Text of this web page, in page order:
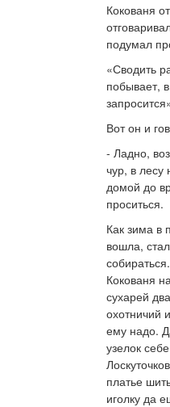
Кокованя
подумал
«Сводить
побывает,
Вот он и
- Ладно,
чур, в лесу
домой до
проситься.
Как зима в
вошла,
Кокованя
сухарей
охотничий
ему надо.
узелок
платье
иголку да